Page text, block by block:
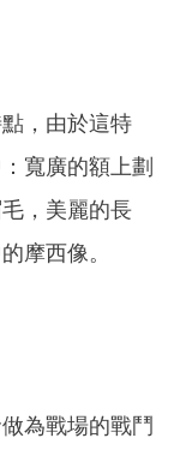
，由於這特
寬廣的額上劃
，美麗的長
摩西像。
為戰場的戰鬥